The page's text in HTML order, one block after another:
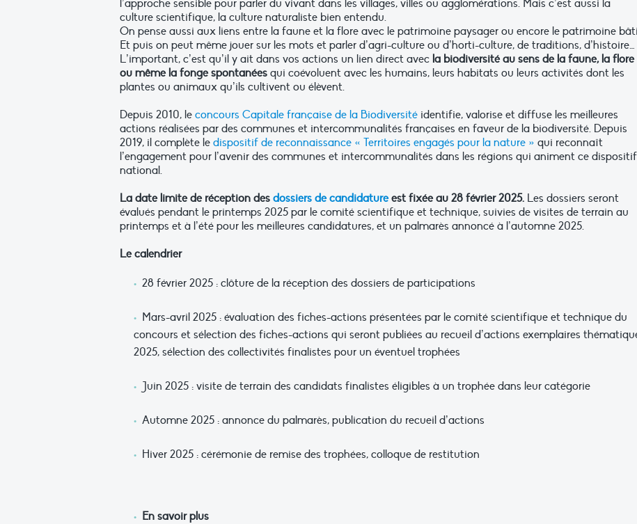
l’approche sensible pour parler du vivant dans les villages, villes ou agglomérations. Mais c’est aussi la
culture scientifique, la culture naturaliste bien entendu.
On pense aussi aux liens entre la faune et la flore avec le patrimoine paysager ou encore le patrimoine
Et puis on peut même jouer sur les mots et parler d’agri-culture ou d’horti-culture, de traditions, d’histoire…
L’important, c’est qu’il y ait dans vos actions un lien direct avec la biodiversité au sens de la faune, la flore
ou même la fonge spontanées qui coévoluent avec les humains, leurs habitats ou leurs activités dont les
plantes ou animaux qu’ils cultivent ou élèvent.
Depuis 2010, le concours Capitale française de la Biodiversité identifie, valorise et diffuse les meilleures
actions réalisées par des communes et intercommunalités françaises en faveur de la biodiversité. Depuis
2019, il complète le dispositif de reconnaissance « Territoires engagés pour la nature » qui reconnaît
l’engagement pour l’avenir des communes et intercommunalités dans les régions qui animent ce dispositif
national.
La date limite de réception des dossiers de candidatureest fixée au 28 février 2025. Les dossiers seront
évalués pendant le printemps 2025 par le comité scientifique et technique, suivies de visites de terrain au
printemps et à l’été pour les meilleures candidatures, et un palmarès annoncé à l’automne 2025.
Le calendrier
28 février 2025 : clôture de la réception des dossiers de participations
Mars-avril 2025 : évaluation des fiches-actions présentées par le comité scientifique et technique du
concours et sélection des fiches-actions qui seront publiées au recueil d’actions exemplaires
2025, sélection des collectivités finalistes pour un éventuel trophées
Juin 2025 : visite de terrain des candidats finalistes éligibles à un trophée dans leur catégorie
Automne 2025 : annonce du palmarès, publication du recueil d’actions
Hiver 2025 : cérémonie de remise des trophées, colloque de restitution
En savoir plus